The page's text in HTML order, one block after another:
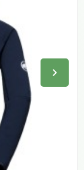
keyboard_arrow_right